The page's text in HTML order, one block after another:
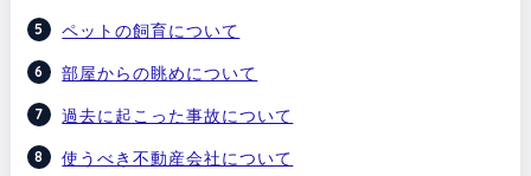
ペットの飼育について
部屋からの眺めについて
過去に起こった事故について
使うべき不動産会社について